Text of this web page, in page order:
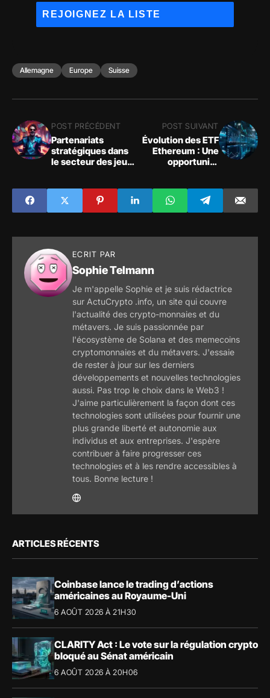
Allemagne Europe Suisse
POST PRÉCÉDENT
Partenariats
stratégiques dans
le secteur des jeux
implications
POST SUIVANT
Évolution des ETF
Ethereum : Une
opportunité
ECRIT PAR
Sophie Telmann
Je m'appelle Sophie et je suis rédactrice
sur ActuCrypto .info, un site qui couvre
l'actualité des crypto-monnaies et du
métavers. Je suis passionnée par
l'écosystème de Solana et des memecoins
cryptomonnaies et du métavers. J'essaie
de rester à jour sur les derniers
développements et nouvelles technologies
aussi. Pas trop le choix dans le Web3 !
J'aime particulièrement la façon dont ces
technologies sont utilisées pour fournir une
plus grande liberté et autonomie aux
individus et aux entreprises. J'espère
contribuer à faire progresser ces
technologies et à les rendre accessibles à
tous. Bonne lecture !
ARTICLES RÉCENTS
Coinbase lance le trading d’actions
américaines au Royaume-Uni
6 AOÛT 2026 À 21H30
CLARITY Act : Le vote sur la régulation crypto
bloqué au Sénat américain
6 AOÛT 2026 À 20H06